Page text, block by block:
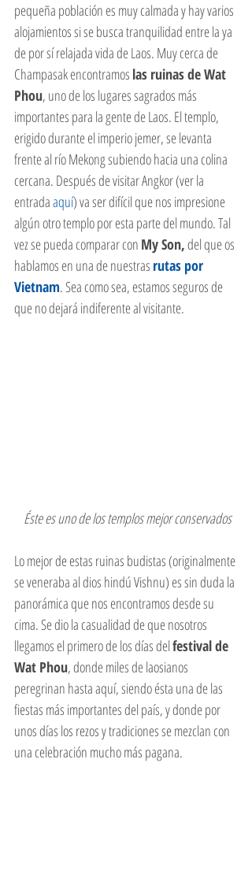
pequeña población es muy calmada y hay varios
alojamientos si se busca tranquilidad entre la ya
de por sí relajada vida de Laos. Muy cerca de
Champasak encontramos las ruinas de Wat
Phou, uno de los lugares sagrados más
importantes para la gente de Laos. El templo,
erigido durante el imperio jemer, se levanta
frente al río Mekong subiendo hacia una colina
cercana. Después de visitar Angkor (ver la
entrada aquí) va ser difícil que nos impresione
algún otro templo por esta parte del mundo. Tal
vez se pueda comparar con My Son, del que os
hablamos en una de nuestras rutas por
Vietnam. Sea como sea, estamos seguros de
que no dejará indiferente al visitante.
Éste es uno de los templos mejor conservados
Lo mejor de estas ruinas budistas (originalmente
se veneraba al dios hindú Vishnu) es sin duda la
panorámica que nos encontramos desde su
cima. Se dio la casualidad de que nosotros
llegamos el primero de los días del festival de
Wat Phou, donde miles de laosianos
peregrinan hasta aquí, siendo ésta una de las
fiestas más importantes del país, y donde por
unos días los rezos y tradiciones se mezclan con
una celebración mucho más pagana.